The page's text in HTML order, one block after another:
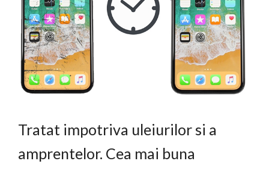
Tratat impotriva uleiurilor si a
amprentelor. Cea mai buna